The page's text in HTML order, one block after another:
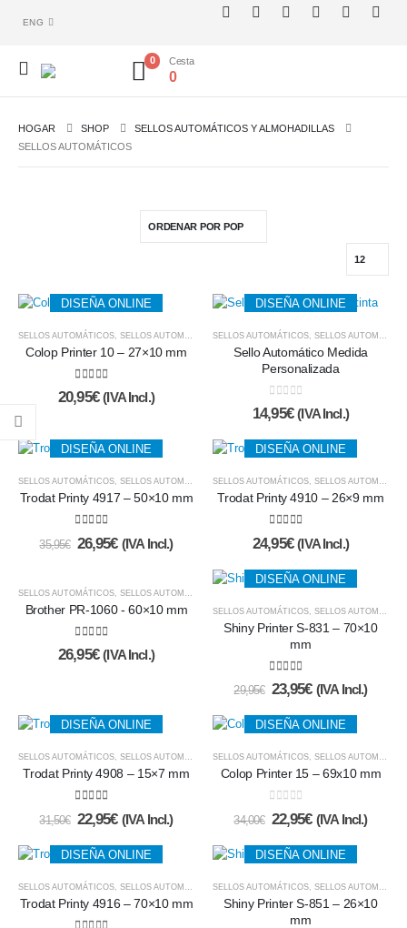
ENG
0 Cesta
0
HOGAR SHOP
SELLOS AUTOMÁTICOS Y ALMOHADILLAS
SELLOS AUTOMÁTICOS
DISEÑA ONLINE
SELLOS AUTOMÁTICOS, SELLOS AUTOMÁTICOS Y ALMOHADILLAS
Colop Printer 10 – 27×10 mm
5.00de 5
20,95€ (IVA Incl.)
DISEÑA ONLINE
SELLOS AUTOMÁTICOS, SELLOS AUTOMÁTICOS Y ALMOHADILLAS
Sello Automático Medida
Personalizada
0de 5
14,95€ (IVA Incl.)
DISEÑA ONLINE
SELLOS AUTOMÁTICOS, SELLOS AUTOMÁTICOS Y ALMOHADILLAS
Trodat Printy 4917 – 50×10 mm
5.00 de 5
35,95€ 26,95€ (IVA Incl.)
DISEÑA ONLINE
SELLOS AUTOMÁTICOS, SELLOS AUTOMÁTICOS Y ALMOHADILLAS
Trodat Printy 4910 – 26×9 mm
5.00de 5
24,95€ (IVA Incl.)
SELLOS AUTOMÁTICOS SELLOS AUTOMÁTICOS Y ALMOHADILLAS
Brother PR-1060 - 60×10 mm
5.00de 5
26,95€ (IVA Incl.)
DISEÑA ONLINE
SELLOS AUTOMÁTICOS SELLOS AUTOMÁTICOS Y ALMOHADILLAS
Shiny Printer S-831 – 70×10
mm
5.00 de 5
29,95€ 23,95€ (IVA Incl.)
DISEÑA ONLINE
SELLOS AUTOMÁTICOS, SELLOS AUTOMÁTICOS Y ALMOHADILLAS
Trodat Printy 4908 – 15×7 mm
5.00 de 5
31,50€ 22,95€ (IVA Incl.)
DISEÑA ONLINE
SELLOS AUTOMÁTICOS, SELLOS AUTOMÁTICOS Y ALMOHADILLAS
Colop Printer 15 – 69x10 mm
0de 5
34,00€ 22,95€ (IVA Incl.)
DISEÑA ONLINE
SELLOS AUTOMÁTICOS SELLOS AUTOMÁTICOS Y ALMOHADILLAS
Trodat Printy 4916 – 70×10 mm
DISEÑA ONLINE
SELLOS AUTOMÁTICOS SELLOS AUTOMÁTICOS Y ALMOHADILLAS
Shiny Printer S-851 – 26×10
mm